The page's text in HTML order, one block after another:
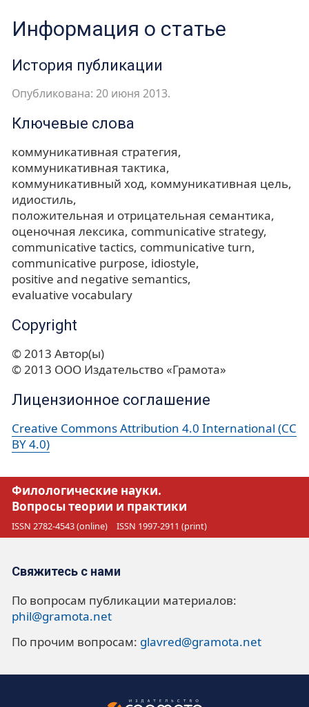
Информация о статье
История публикации
Опубликована: 20 июня 2013.
Ключевые слова
коммуникативная стратегия
коммуникативная тактика
коммуникативный ход коммуникативная цель
идиостиль
положительная и отрицательная семантика
оценочная лексика communicative strategy
communicative tactics communicative turn
communicative purpose idiostyle
positive and negative semantics
evaluative vocabulary
Copyright
© 2013 Автор(ы)
© 2013 ООО Издательство «Грамота»
Лицензионное соглашение
Creative Commons Attribution 4.0 International (CC
BY 4.0)
Филологические науки.
Вопросы теории и практики
ISSN 2782-4543 (online) ISSN 1997-2911 (print)
Свяжитесь с нами
По вопросам публикации материалов:
phil@gramota.net
По прочим вопросам: glavred@gramota.net